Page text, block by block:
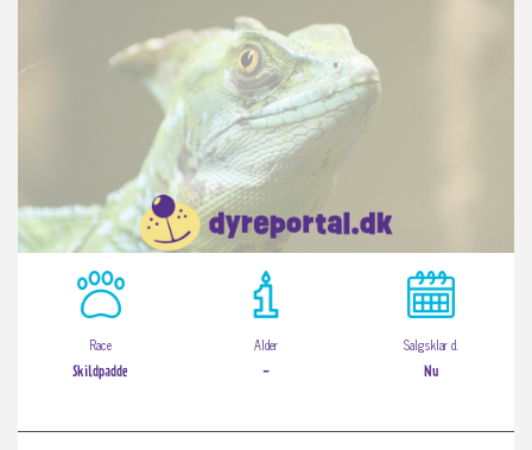
Race
Skildpadde
Alder
-
Salgsklar d.
Nu